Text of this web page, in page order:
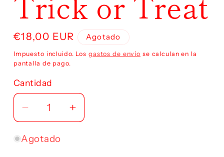
Precio
habitual
€18,00 EUR Agotado
Impuesto incluido. Los gastos de envío se calculan en la
pantalla de pago.
Cantidad
Reducir
cantidad
para
Aumentar
cantidad
Agotado